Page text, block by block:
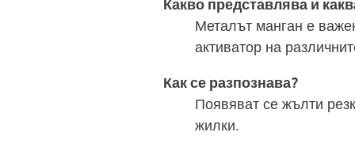
Какво представлява и
Металът манган е
активатор на
Как се разпознава?
Появяват се жълти
жилки.